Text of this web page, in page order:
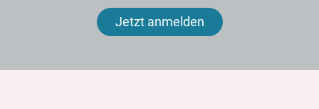
Jetzt anmelden